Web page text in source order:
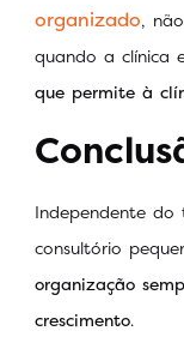
organizado,
quando a clínica
que permite à
Independente
consultório
organização
crescimento.